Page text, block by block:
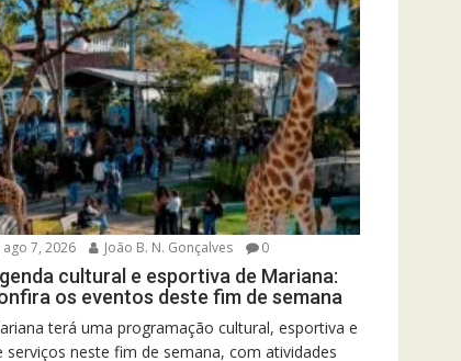
ago 7, 2026 João B. N. Gonçalves 0
cultural e esportiva de Mariana:
os eventos deste fim de semana
terá uma programação cultural, esportiva e
serviços neste fim de semana, com atividades